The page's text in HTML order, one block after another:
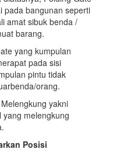
pada bangunan seperti
amat sibuk benda /
barang.
yang kumpulan
pada sisi
pintu tidak
orang.
yakni
yang melengkung
Posisi